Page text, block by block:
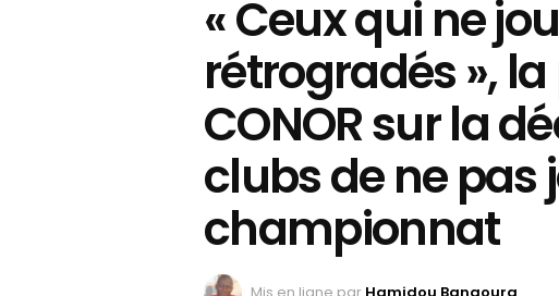
« Ceux qui ne
rétrogradés »,
CONOR sur la
clubs de ne pas
championnat